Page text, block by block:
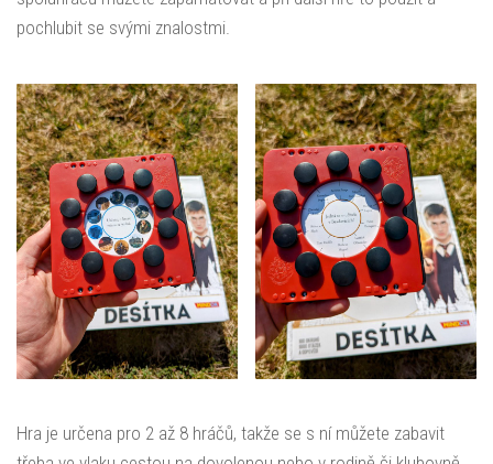
pochlubit se svými znalostmi.
Hra je určena pro 2 až 8 hráčů, takže se s ní můžete zabavit